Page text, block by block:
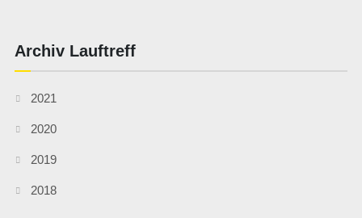
Archiv Lauftreff
2021
2020
2019
2018